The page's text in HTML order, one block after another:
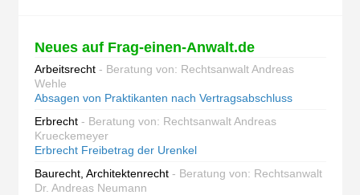
Neues auf Frag-einen-Anwalt.de
Arbeitsrecht - Beratung von: Rechtsanwalt Andreas
Wehle
Absagen von Praktikanten nach Vertragsabschluss
Erbrecht - Beratung von: Rechtsanwalt Andreas
Krueckemeyer
Erbrecht Freibetrag der Urenkel
Baurecht, Architektenrecht - Beratung von: Rechtsanwalt
Dr. Andreas Neumann